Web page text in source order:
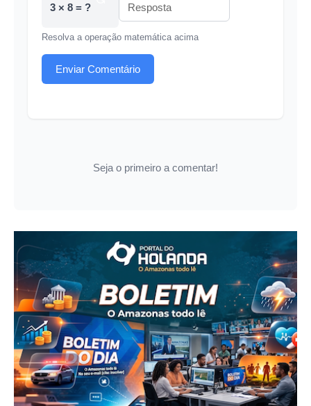
3 × 8 = ?
Resolva a operação matemática acima
Enviar Comentário
Seja o primeiro a comentar!